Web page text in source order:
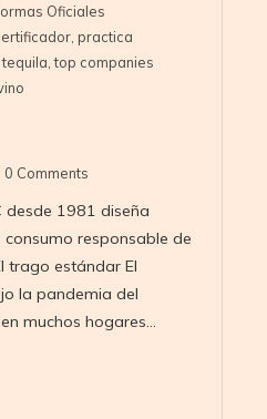
Oficiales
practica
,tequila ,top companies
0 Comments
desde 1981 diseña
responsable de
trago estándar El
la pandemia del
muchos hogares…